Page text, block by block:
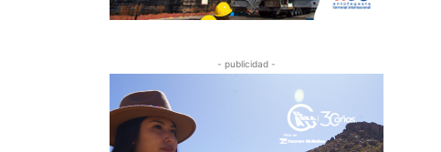
- publicidad -